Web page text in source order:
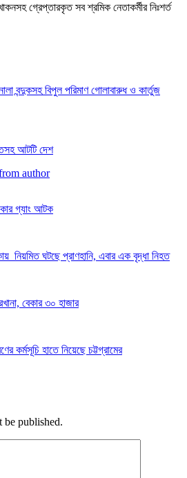
গ্রেপ্তারকৃত সব শ্রমিক নেতাকর্মীর নিঃশর্ত
বন্দুকসহ বিপুল পরিমাণ গোলাবারুধ ও কার্তুজ
আটটি দেশ
author
গ্যাং আটক
নিয়মিত ঘটছে প্রাণহানি, এবার এক বৃদ্ধা নিহত
বেকার ৩০ হাজার
কর্মসূচি হাতে নিয়েছে চট্টগ্রামের
be published.